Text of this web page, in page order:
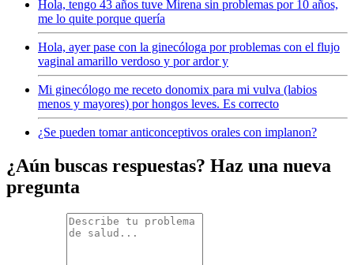
Hola, tengo 43 años tuve Mirena sin problemas por 10 años,
me lo quite porque quería
Hola, ayer pase con la ginecóloga por problemas con el flujo
vaginal amarillo verdoso y por ardor y
Mi ginecólogo me receto donomix para mi vulva (labios
menos y mayores) por hongos leves. Es correcto
¿Se pueden tomar anticonceptivos orales con implanon?
¿Aún buscas respuestas? Haz una nueva
pregunta